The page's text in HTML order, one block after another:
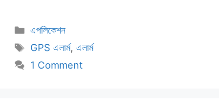
Categories
এপলিকেশন
Tags
GPS এলার্ম, এলার্ম
1 Comment